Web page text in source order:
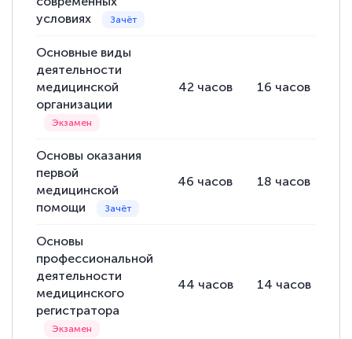
условиях
Основные виды
деятельности
медицинской
организации
42 часов 16 часов
Основы оказания
первой
медицинской
помощи
46 часов 18 часов
Основы
профессиональной
деятельности
медицинского
регистратора
44 часов 14 часов